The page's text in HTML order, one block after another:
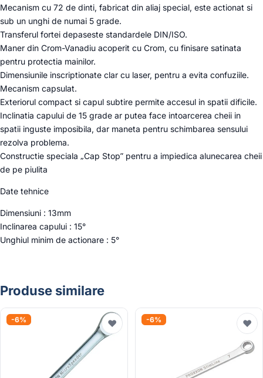
Mecanism cu 72 de dinti, fabricat din aliaj special, este actionat si
sub un unghi de numai 5 grade.
Transferul fortei depaseste standardele DIN/ISO.
Maner din Crom-Vanadiu acoperit cu Crom, cu finisare satinata
pentru protectia mainilor.
Dimensiunile inscriptionate clar cu laser, pentru a evita confuziile.
Mecanism capsulat.
Exteriorul compact si capul subtire permite accesul in spatii dificile.
Inclinatia capului de 15 grade ar putea face intoarcerea cheii in
spatii inguste imposibila, dar maneta pentru schimbarea sensului
rezolva problema.
Constructie speciala „Cap Stop” pentru a impiedica alunecarea cheii
de pe piulita
Date tehnice
Dimensiuni : 13mm
Inclinarea capului : 15°
Unghiul minim de actionare : 5°
Produse similare
-6% ♥ -6% ♥